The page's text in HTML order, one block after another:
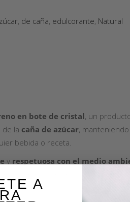
, de caña, edulcorante, Natural
en bote de cristal, un
la caña de azúcar,
bebida o receta.
y respetuosa con el medio
siempre a mano en tu
A